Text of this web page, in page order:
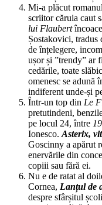
Mi-a plăcut
scriitor căruia caut
lui Flaubert
Șostakovici,
de înțelegere,
ușor și ”trendy” ar
cedările, toate
omenesc se adună
indiferent unde-și
Într-un top din Le
pretutindeni,
pe locul 24, între
Ionesco. Asterix,
Goscinny a apărut
enervările din
copiii sau fără ei.
Nu e de ratat al
Cornea, Lanțul de
despre sfârșitul